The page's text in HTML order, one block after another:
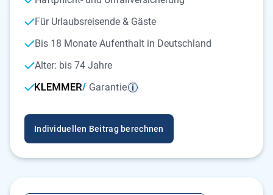
Für Urlaubsreisende & Gäste
Bis 18 Monate Aufenthalt in Deutschland
Alter: bis 74 Jahre
Garantie
Individuellen Beitrag berechnen